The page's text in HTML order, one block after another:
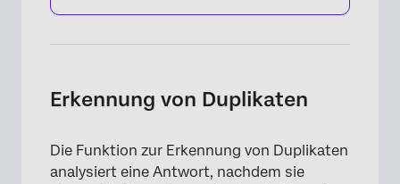
Erkennung von Duplikaten
Die Funktion zur Erkennung von Duplikaten
analysiert eine Antwort, nachdem sie